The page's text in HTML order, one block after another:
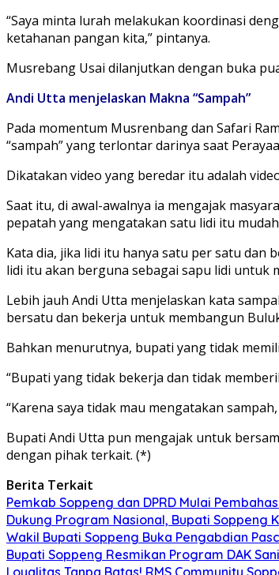
“Saya minta lurah melakukan koordinasi
ketahanan pangan kita,” pintanya.
Musrebang Usai dilanjutkan dengan buka
Andi Utta menjelaskan Makna “Sampah”
Pada momentum Musrenbang dan Safari
“sampah” yang terlontar darinya saat
Dikatakan video yang beredar itu adalah
Saat itu, di awal-awalnya ia mengajak
pepatah yang mengatakan satu lidi itu
Kata dia, jika lidi itu hanya satu per satu dan
lidi itu akan berguna sebagai sapu lidi untuk
Lebih jauh Andi Utta menjelaskan kata
bersatu dan bekerja untuk membangun
Bahkan menurutnya, bupati yang tidak
“Bupati yang tidak bekerja dan tidak
“Karena saya tidak mau mengatakan
Bupati Andi Utta pun mengajak untuk
dengan pihak terkait. (*)
Berita Terkait
Pemkab Soppeng dan DPRD Mulai
Dukung Program Nasional, Bupati Soppeng
Wakil Bupati Soppeng Buka Pengabdian
Bupati Soppeng Resmikan Program DAK
Loyalitas Tanpa Batas! RMS Community